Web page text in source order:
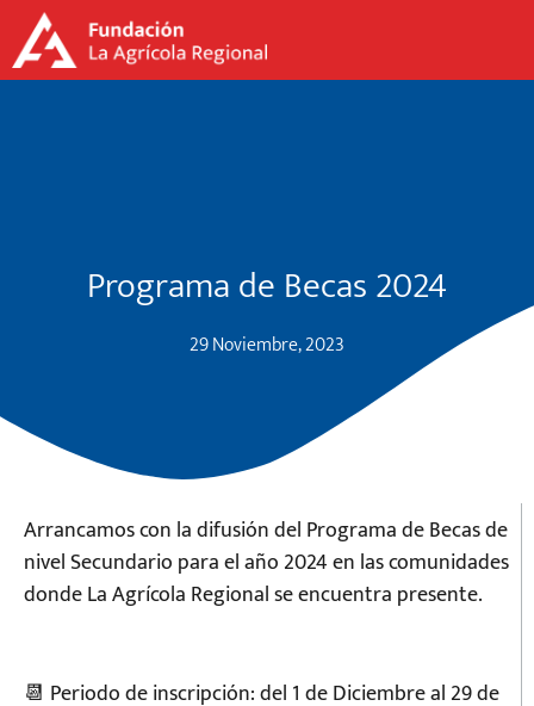
Programa de Becas 2024
29 Noviembre, 2023
Arrancamos con la difusión del Programa de Becas de
nivel Secundario para el año 2024 en las comunidades
donde La Agrícola Regional se encuentra presente.
📆 Periodo de inscripción: del 1 de Diciembre al 29 de